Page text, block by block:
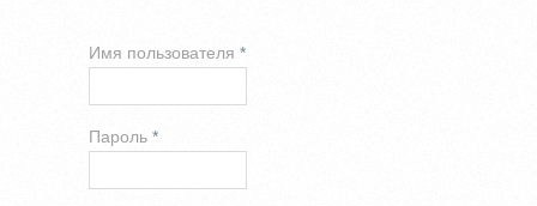
Имя пользователя *
Пароль *